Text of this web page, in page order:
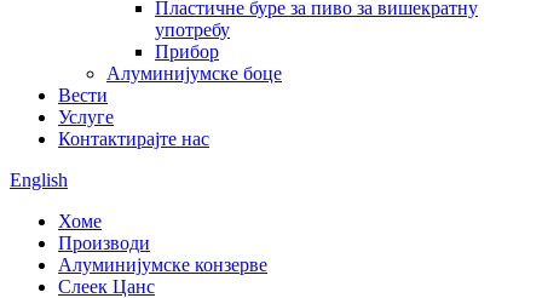
Пластичне буре за пиво за вишекратну
употребу
Прибор
Алуминијумске боце
Вести
Услуге
Контактирајте нас
English
Хоме
Производи
Алуминијумске конзерве
Слеек Цанс